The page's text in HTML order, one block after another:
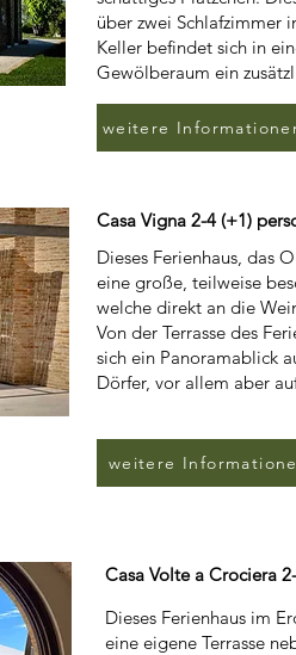
über zwei Schlafzimmer
Keller befindet sich in
Gewölberaum ein
weitere
Casa Vigna 2-4 (+1)
Dieses Ferienhaus, das
eine große, teilweise
welche direkt an die
Von der Terrasse des
sich ein Panoramablick
Dörfer, vor allem aber
weitere
Casa Volte a Crociera
Dieses Ferienhaus im
eine eigene Terrasse